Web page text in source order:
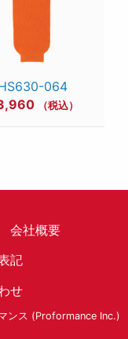
064
（税込）
会社概要
記
せ
ンス (Proformance Inc.)